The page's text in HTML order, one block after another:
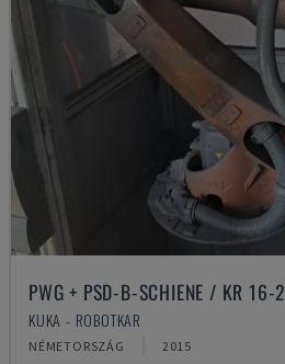
PWG + PSD-B-SCHIENE / KR 16-2
KUKA - ROBOTKAR
NÉMETORSZÁG 2015